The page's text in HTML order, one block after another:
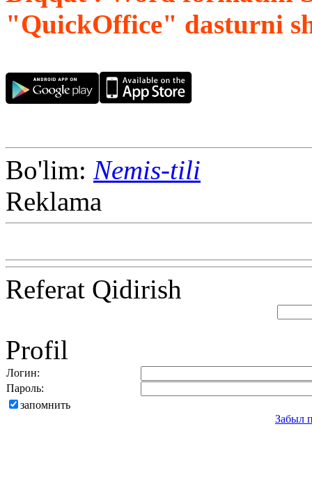
"QuickOffice" dasturni
Bo'lim: Nemis-tili
Reklama
Referat Qidirish
Profil
Логин:
Пароль:
запомнить
Забыл